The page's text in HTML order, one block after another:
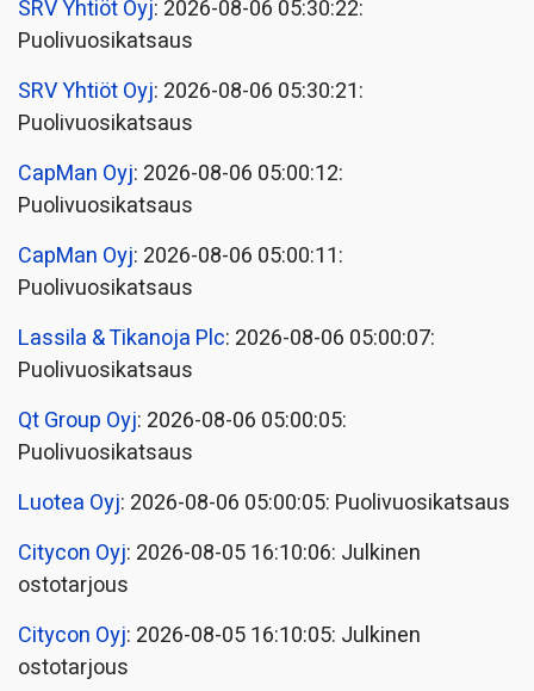
SRV Yhtiöt Oyj: 2026-08-06 05:30:22:
Puolivuosikatsaus
SRV Yhtiöt Oyj: 2026-08-06 05:30:21:
Puolivuosikatsaus
CapMan Oyj: 2026-08-06 05:00:12:
Puolivuosikatsaus
CapMan Oyj: 2026-08-06 05:00:11:
Puolivuosikatsaus
Lassila & Tikanoja Plc: 2026-08-06 05:00:07:
Puolivuosikatsaus
Qt Group Oyj: 2026-08-06 05:00:05:
Puolivuosikatsaus
Luotea Oyj: 2026-08-06 05:00:05: Puolivuosikatsaus
Citycon Oyj: 2026-08-05 16:10:06: Julkinen
ostotarjous
Citycon Oyj: 2026-08-05 16:10:05: Julkinen
ostotarjous